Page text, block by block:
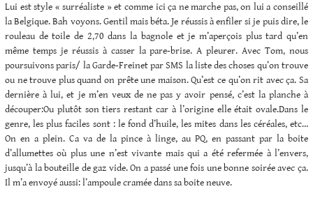
Lui est style « surréaliste » et comme ici ça ne marche pas, on lui a conseillé
la Belgique. Bah voyons. Gentil mais béta. Je réussis à enfiler si je puis dire, le
rouleau de toile de 2,70 dans la bagnole et je m’aperçois plus tard qu’en
même temps je réussis à casser la pare-brise. A pleurer. Avec Tom, nous
poursuivons paris/ la Garde-Freinet par SMS la liste des choses qu’on trouve
ou ne trouve plus quand on prête une maison. Qu’est ce qu’on rit avec ça. Sa
dernière à lui, et je m’en veux de ne pas y avoir pensé, c’est la planche à
découper:Ou plutôt son tiers restant car à l’origine elle était ovale.Dans le
genre, les plus faciles sont : le fond d’huile, les mites dans les céréales, etc…
On en a plein. Ca va de la pince à linge, au PQ, en passant par la boite
d’allumettes où plus une n’est vivante mais qui a été refermée à l’envers,
jusqu’à la bouteille de gaz vide. On a passé une fois une bonne soirée avec ça.
Il m’a envoyé aussi: l’ampoule cramée dans sa boite neuve.